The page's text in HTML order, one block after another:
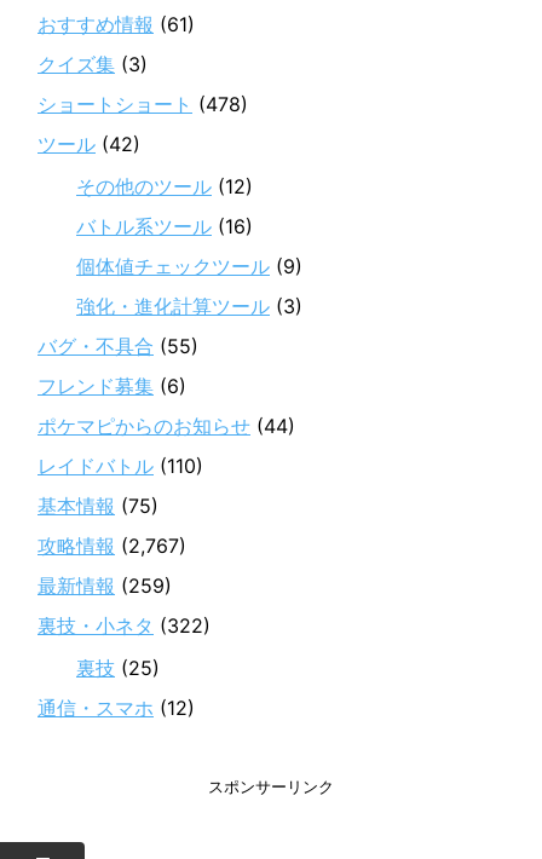
おすすめ情報 (61)
クイズ集 (3)
ショートショート (478)
ツール (42)
その他のツール (12)
バトル系ツール (16)
個体値チェックツール (9)
強化・進化計算ツール (3)
バグ・不具合 (55)
フレンド募集 (6)
ポケマピからのお知らせ (44)
レイドバトル (110)
基本情報 (75)
攻略情報 (2,767)
最新情報 (259)
裏技・小ネタ (322)
裏技 (25)
通信・スマホ (12)
スポンサーリンク